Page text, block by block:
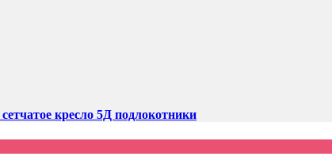
кресло 5Д подлокотники